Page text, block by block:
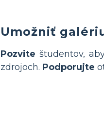
Umožniť
Pozvite študentov,
zdrojoch. Podporujte